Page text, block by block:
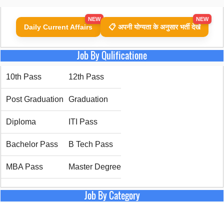
Daily Current Affairs
NEW
📋 अपनी योग्यता के अनुसार भर्ती देखें
NEW
Job By Qulificatione
10th Pass 12th Pass
Post Graduation Graduation
Diploma ITI Pass
Bachelor Pass B Tech Pass
MBA Pass Master Degree
Job By Category